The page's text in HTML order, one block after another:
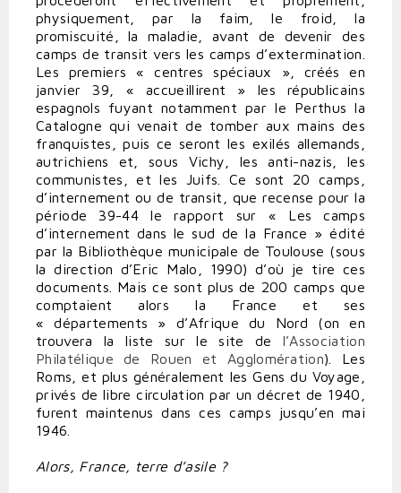
physiquement, par la faim, le froid, la
promiscuité, la maladie, avant de devenir des
camps de transit vers les camps d’extermination.
Les premiers « centres spéciaux », créés en
janvier 39, « accueillirent » les républicains
espagnols fuyant notamment par le Perthus la
Catalogne qui venait de tomber aux mains des
franquistes, puis ce seront les exilés allemands,
autrichiens et, sous Vichy, les anti-nazis, les
communistes, et les Juifs. Ce sont 20 camps,
d’internement ou de transit, que recense pour la
période 39-44 le rapport sur « Les camps
d’internement dans le sud de la France » édité
par la Bibliothèque municipale de Toulouse (sous
la direction d’Eric Malo, 1990) d’où je tire ces
documents. Mais ce sont plus de 200 camps que
comptaient alors la France et ses
« départements » d’Afrique du Nord (on en
trouvera la liste sur le site de l’Association
Philatélique de Rouen et Agglomération). Les
Roms, et plus généralement les Gens du Voyage,
privés de libre circulation par un décret de 1940,
furent maintenus dans ces camps jusqu’en mai
1946.
Alors, France, terre d’asile ?